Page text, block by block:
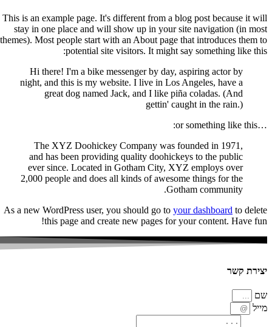
This is an example page. It's different from a blog post because it will
stay in one place and will show up in your site navigation (in most
themes). Most people start with an About page that introduces them to
potential site visitors. It might say something like this:
Hi there! I'm a bike messenger by day, aspiring actor by
night, and this is my website. I live in Los Angeles, have a
great dog named Jack, and I like piña coladas. (And
gettin' caught in the rain.)
…or something like this:
The XYZ Doohickey Company was founded in 1971,
and has been providing quality doohickeys to the public
ever since. Located in Gotham City, XYZ employs over
2,000 people and does all kinds of awesome things for the
Gotham community.
As a new WordPress user, you should go toyour dashboardto delete
this page and create new pages for your content. Have fun!
יצירת קשר
שם
מייל